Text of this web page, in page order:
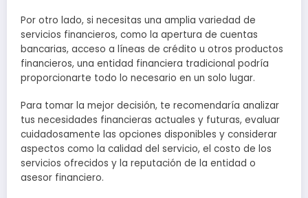
Por otro lado, si necesitas una amplia variedad de
servicios financieros, como la apertura de cuentas
bancarias, acceso a líneas de crédito u otros productos
financieros, una entidad financiera tradicional podría
proporcionarte todo lo necesario en un solo lugar.
Para tomar la mejor decisión, te recomendaría analizar
tus necesidades financieras actuales y futuras, evaluar
cuidadosamente las opciones disponibles y considerar
aspectos como la calidad del servicio, el costo de los
servicios ofrecidos y la reputación de la entidad o
asesor financiero.